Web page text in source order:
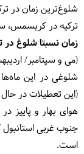
شلوغ‌ترین زمان در
ترکیه در کریسمس،
زمان نسبتا شلوغ در
(می و سپتامبر/
شلوغی در این
(این تعطیلات در
هوای بهار و
جنوب غربی
است.